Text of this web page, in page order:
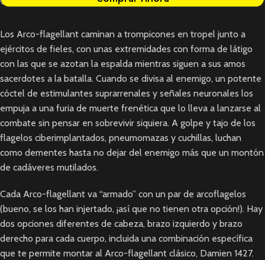
Los Arco-flagellant caminan a trompicones en tropel junto a
ejércitos de fieles, con unas extremidades con forma de látigo
con las que se azotan la espalda mientras siguen a sus amos
sacerdotes a la batalla. Cuando se divisa al enemigo, un potente
cóctel de estimulantes suprarrenales y señales neuronales los
empuja a una furia de muerte frenética que lo lleva a lanzarse al
combate sin pensar en sobrevivir siquiera. A golpe y tajo de los
flagelos ciberimplantados, pneumomazas y cuchillas, luchan
como dementes hasta no dejar del enemigo más que un montón
de cadáveres mutilados.
Cada Arco-flagellant va “armado” con un par de arcoflagelos
(bueno, se los han injertado, ¡así que no tienen otra opción!). Hay
dos opciones diferentes de cabeza, brazo izquierdo y brazo
derecho para cada cuerpo, incluida una combinación específica
que te permite montar al Arco-flagellant clásico, Damien 1427.